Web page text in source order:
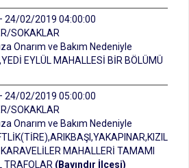
24/02/2019 04:00:00
SOKAKLAR
Onarım ve Bakım Nedeniyle
EYLÜL MAHALLESİ BİR BÖLÜMÜ
24/02/2019 05:00:00
SOKAKLAR
Onarım ve Bakım Nedeniyle
MAHALLERİ TAMAMI
TRAFOLAR (Bayındır İlçesi)